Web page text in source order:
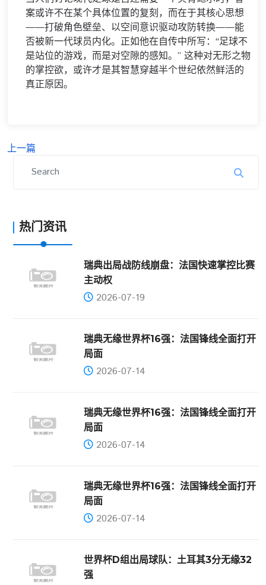
案或许不在某个具体位置的复刻，而在于其核心思想
——打破角色壁垒、以空间意识驱动攻防转换——能
否被新一代球员内化。正如他在自传中所写：“足球不
是站位的游戏，而是对空隙的感知。” 这种对无形之物
的掌控欲，或许才是其智慧穿越半个世纪依然鲜活的
真正原因。
上一篇
热门资讯
瑞典出局战防线崩盘：法国快速掌控比赛
主动权
2026-07-19
瑞典无缘世界杯16强：法国锋线全面打开
局面
2026-07-14
瑞典无缘世界杯16强：法国锋线全面打开
局面
2026-07-14
瑞典无缘世界杯16强：法国锋线全面打开
局面
2026-07-14
世界杯D组出局球队：土耳其3分无缘32
强